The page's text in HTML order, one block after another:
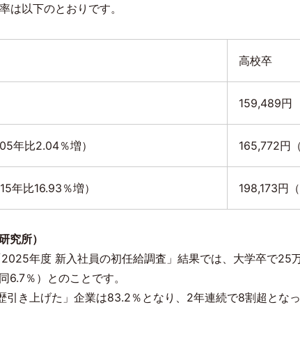
は以下のとおりです。
高校卒
159,489円
年比2.04％増） 165,772円（
年比16.93 ％増） 198,173円（
究所）
2025年度 新入社員の初任給調査」結果では、⼤学卒で25
6.7％）とのことです。
引き上げた」企業は83.2 ％となり、 2年連続で8割超とな